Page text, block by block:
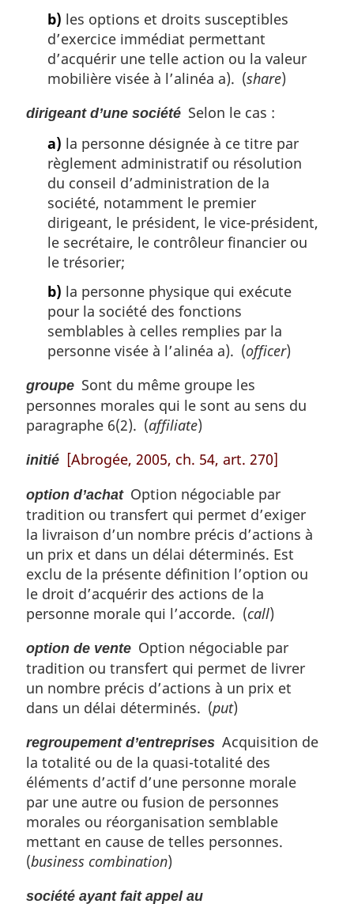
b) les options et droits susceptibles
d’exercice immédiat permettant
d’acquérir une telle action ou la valeur
mobilière visée à l’alinéa a). (share)
dirigeant d’une société Selon le cas :
a) la personne désignée à ce titre par
règlement administratif ou résolution
du conseil d’administration de la
société, notamment le premier
dirigeant, le président, le vice-président,
le secrétaire, le contrôleur financier ou
le trésorier;
b) la personne physique qui exécute
pour la société des fonctions
semblables à celles remplies par la
personne visée à l’alinéa a). (officer)
groupe Sont du même groupe les
personnes morales qui le sont au sens du
paragraphe 6(2). (affiliate)
initié [Abrogée, 2005, ch. 54, art. 270]
option d’achatOption négociable par
tradition ou transfert qui permet d’exiger
la livraison d’un nombre précis d’actions à
un prix et dans un délai déterminés. Est
exclu de la présente définition l’option ou
le droit d’acquérir des actions de la
personne morale qui l’accorde. (call)
option de vente Option négociable par
tradition ou transfert qui permet de livrer
un nombre précis d’actions à un prix et
dans un délai déterminés. (put)
regroupement d’entreprises Acquisition de
la totalité ou de la quasi-totalité des
éléments d’actif d’une personne morale
par une autre ou fusion de personnes
morales ou réorganisation semblable
mettant en cause de telles personnes.
(business combination)
société ayant fait appel au